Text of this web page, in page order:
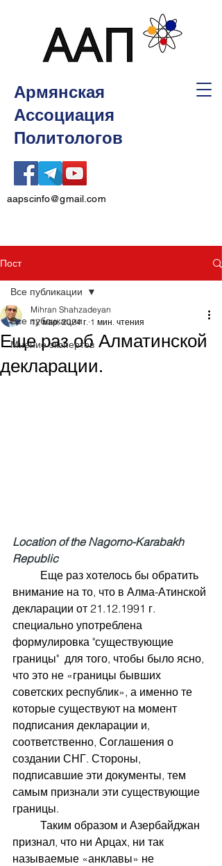
Армянская
Ассоциация
Политологов
aapscinfo@gmail.com
Пост
Все публикации
Мнение экспертов
Все публикации
Еще раз об Алматинской
декларации.
Mihran Shahzadeyan
12 мар. 2024 г. 1 мин. чтения
Location of the Nagorno-Karabakh
Republic
внимание на то, что в Алма-Атинской
декларации от 21.12.1991 г.
специально употреблена
формулировка "существующие
границы"  для того, чтобы было ясно,
что это не «границы бывших
советских республик», а именно те
которые существуют на момент
подписания декларации и,
соответственно, Соглашения о
создании СНГ. Стороны,
подписавшие эти документы, тем
самым признали эти существующие
границы.
признал, что ни Арцах, ни так
называемые «анклавы» не